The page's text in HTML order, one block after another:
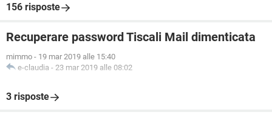
156 risposte
Recuperare password Tiscali Mail dimenticata
mimmo - 19 mar 2019 alle 15:40
e-claudia - 23 mar 2019 alle 08:02
3 risposte